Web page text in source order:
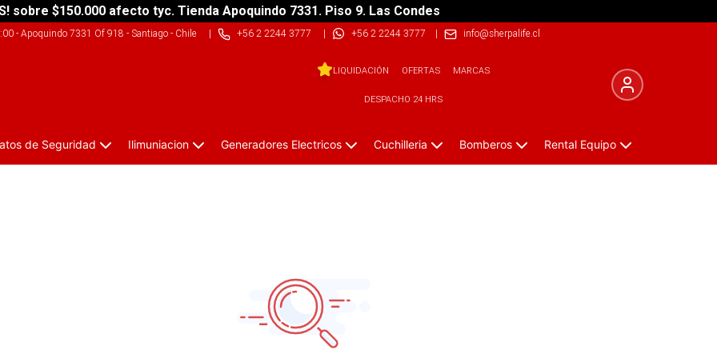
sobre $150.000 afecto tyc. Tienda Apoquindo 7331. Piso 9. Las Condes
- Apoquindo 7331 Of 918 - Santiago - Chile| +56 2 2244 3777 | +56 2 2244 3777 | info@sherpalife.cl
LIQUIDACIÓN OFERTAS MARCAS
DESPACHO 24 HRS
de Seguridad Ilimuniacion Generadores Electricos Cuchilleria Bomberos Rental Equipo